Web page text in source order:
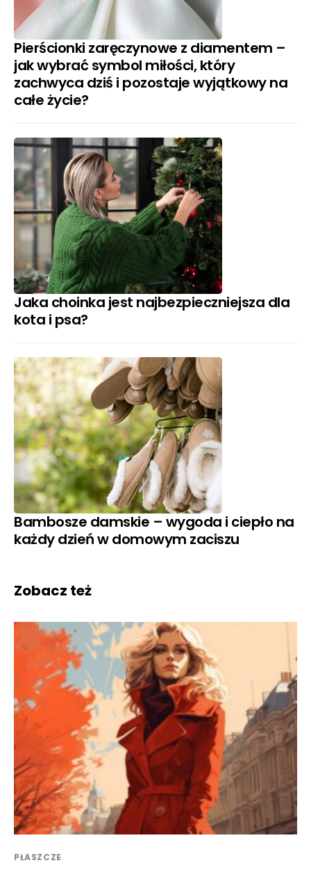
Pierścionki zaręczynowe z diamentem –
jak wybrać symbol miłości, który
zachwyca dziś i pozostaje wyjątkowy na
całe życie?
Jaka choinka jest najbezpieczniejsza dla
kota i psa?
Bambosze damskie – wygoda i ciepło na
każdy dzień w domowym zaciszu
Zobacz też
PŁASZCZE